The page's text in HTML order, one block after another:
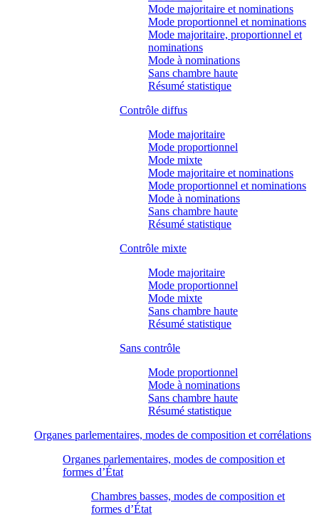
Mode majoritaire et nominations
Mode proportionnel et nominations
Mode majoritaire, proportionnel et
nominations
Mode à nominations
Sans chambre haute
Résumé statistique
Contrôle diffus
Mode majoritaire
Mode proportionnel
Mode mixte
Mode majoritaire et nominations
Mode proportionnel et nominations
Mode à nominations
Sans chambre haute
Résumé statistique
Contrôle mixte
Mode majoritaire
Mode proportionnel
Mode mixte
Sans chambre haute
Résumé statistique
Sans contrôle
Mode proportionnel
Mode à nominations
Sans chambre haute
Résumé statistique
Organes parlementaires, modes de composition et corrélations
Organes parlementaires, modes de composition et
formes d’État
Chambres basses, modes de composition et
formes d’État